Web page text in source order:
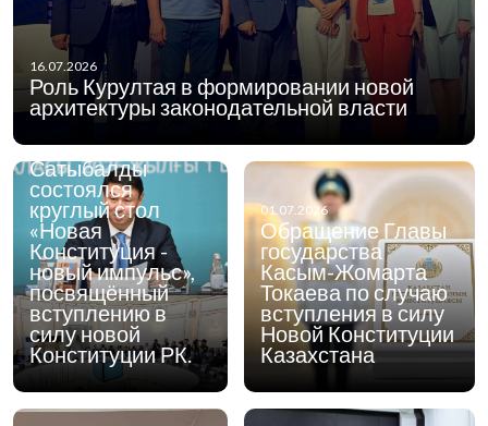
16.07.2026
Роль Курултая в формировании новой
архитектуры законодательной власти
01.07.2026
1 июля 2026 года
в городе Алматы
при участии
акима города
Дархана
Сатыбалды
состоялся
круглый стол
«Новая
Конституция -
новый импульс»,
посвящённый
вступлению в
силу новой
Конституции РК.
01.07.2026
Обращение Главы
государства
Касым-Жомарта
Токаева по случаю
вступления в силу
Новой Конституции
Казахстана